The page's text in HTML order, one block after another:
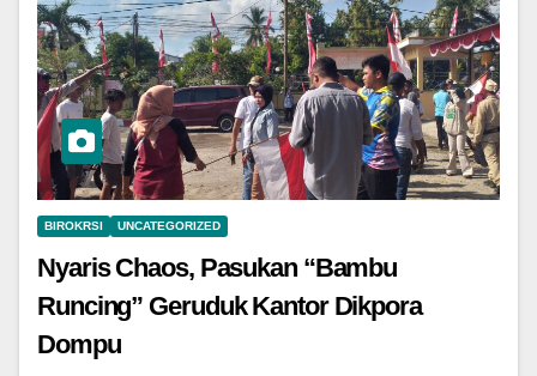
BIROKRSI UNCATEGORIZED
Nyaris Chaos, Pasukan “Bambu
Runcing” Geruduk Kantor Dikpora
Dompu